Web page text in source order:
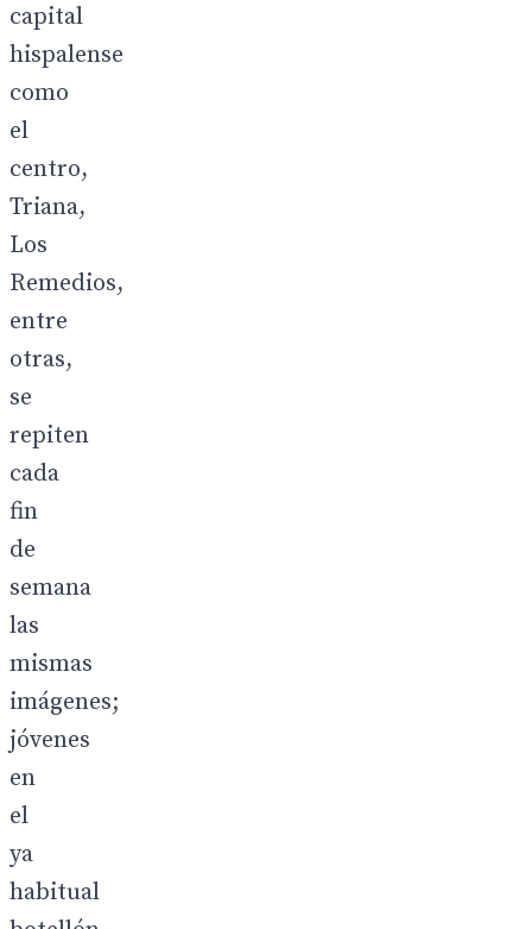
capital
hispalense
como
el
centro,
Triana,
Los
Remedios,
entre
otras,
se
repiten
cada
fin
de
semana
las
mismas
imágenes;
jóvenes
en
el
ya
habitual